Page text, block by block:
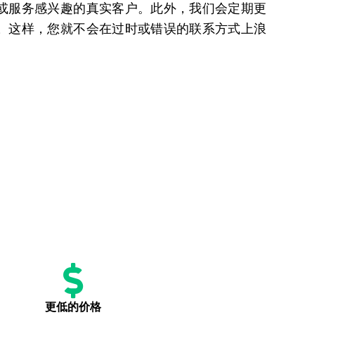
服务感兴趣的真实客户。此外，我们会定期更
这样，您就不会在过时或错误的联系方式上浪
更低的价格